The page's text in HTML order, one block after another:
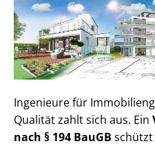
Ingenieure für
Qualität zahlt sich aus. Ein
nach § 194 BauGB